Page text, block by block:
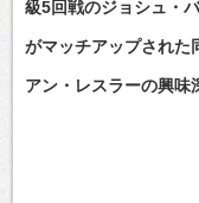
級5回戦のジョシュ・
がマッチアップされた
アン・レスラーの興味